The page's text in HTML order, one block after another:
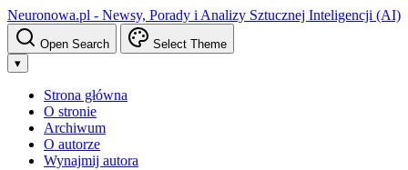
Neuronowa.pl - Newsy, Porady i Analizy Sztucznej Inteligencji (AI)
Open Search
Select Theme
▾
Strona główna
O stronie
Archiwum
O autorze
Wynajmij autora